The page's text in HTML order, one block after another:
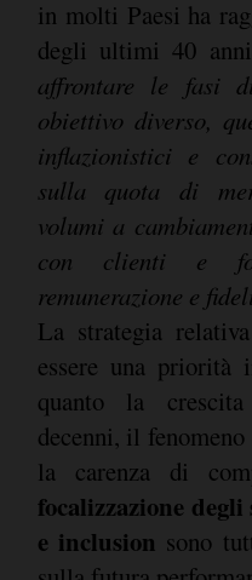
in molti Paesi ha
degli ultimi 40
affrontare le fasi
obiettivo diverso,
inflazionistici e
sulla quota di
volumi a
con clienti e
remunerazione e
La strategia
essere una
quanto la
decenni, il
la carenza di
focalizzazione
e inclusion sono